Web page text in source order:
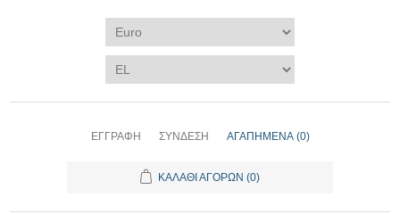
ΕΓΓΡΑΦΉ ΣΎΝΔΕΣΗ ΑΓΑΠΗΜΈΝΑ (0)
ΚΑΛΆΘΙ ΑΓΟΡΏΝ (0)